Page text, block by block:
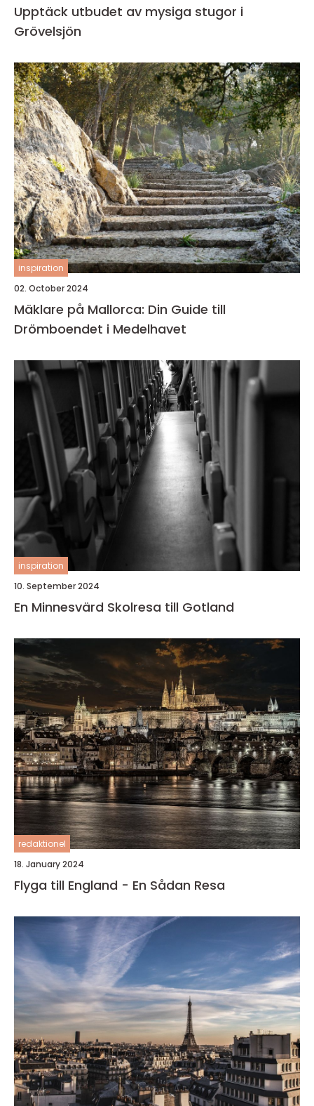
Upptäck utbudet av mysiga stugor i
Grövelsjön
inspiration
02. October 2024
Mäklare på Mallorca: Din Guide till
Drömboendet i Medelhavet
inspiration
10. September 2024
En Minnesvärd Skolresa till Gotland
redaktionel
18. January 2024
Flyga till England - En Sådan Resa